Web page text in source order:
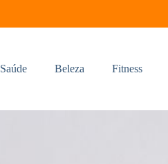
Saúde Beleza Fitness